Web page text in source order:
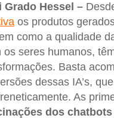
Grado Hessel –
os produtos
como a qualidade
os seres humanos,
Basta
dessas IA’s,
As
dos chatbots